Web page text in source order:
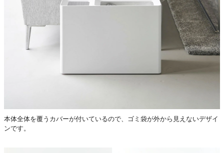
本体全体を覆うカバーが付いているので、ゴミ袋が外から見えないデザイ
ンです。